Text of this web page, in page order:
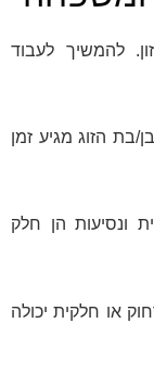
להמשיך לעבוד
בת הזוג מגיע זמן
ונסיעות הן חלק
או חלקית יכולה